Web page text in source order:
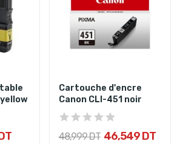
Cartouche d'encre
Canon CLI-451 noir
48,999 DT 46,549 DT